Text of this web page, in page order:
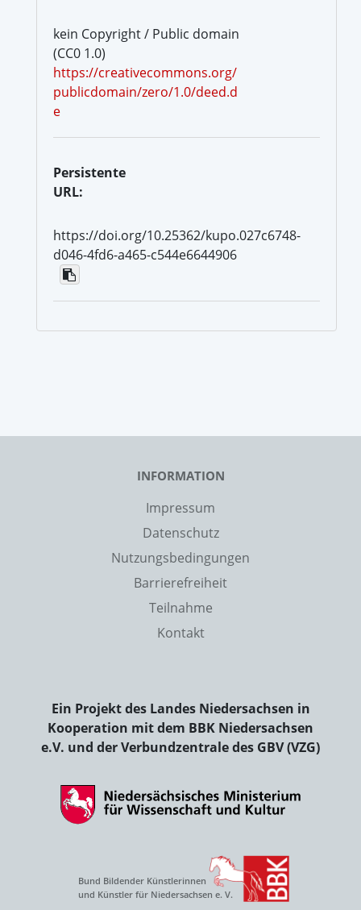
kein Copyright / Public domain
(CC0 1.0)
https://creativecommons.org/
publicdomain/zero/1.0/deed.d
e
Persistente
URL:
https://doi.org/10.25362/kupo.027c6748-
d046-4fd6-a465-c544e6644906
INFORMATION
Impressum
Datenschutz
Nutzungsbedingungen
Barrierefreiheit
Teilnahme
Kontakt
Ein Projekt des Landes Niedersachsen in
Kooperation mit dem BBK Niedersachsen
e.V. und der Verbundzentrale des GBV (VZG)
Bund Bildender Künstlerinnen
und Künstler für Niedersachsen e. V.